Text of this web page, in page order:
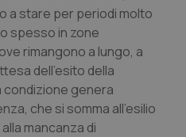
di Bolzano
di Trento
a stare per periodi molto
spesso in zone
rimangono a lungo, a
dell’esito della
condizione genera
che si somma all’esilio
mancanza di